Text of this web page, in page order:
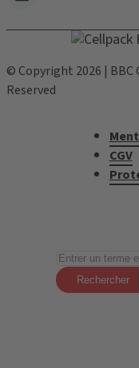
© Copyright 2026 |
Reserved
CGV